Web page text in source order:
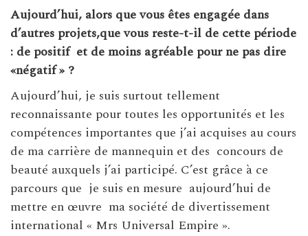
Aujourd’hui, alors que vous êtes engagée dans
d’autres projets,que vous reste-t-il de cette période
: de positif et de moins agréable pour ne pas dire
«négatif » ?
Aujourd’hui, je suis surtout tellement
reconnaissante pour toutes les opportunités et les
compétences importantes que j’ai acquises au cours
de ma carrière de mannequin et des concours de
beauté auxquels j’ai participé. C’est grâce à ce
parcours que je suis en mesure aujourd’hui de
mettre en œuvre ma société de divertissement
international « Mrs Universal Empire ».